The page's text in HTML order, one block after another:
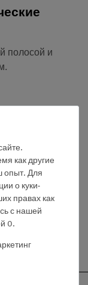
полосой и
1
как другие
опыт. Для
о куки-
правах как
с нашей
0.